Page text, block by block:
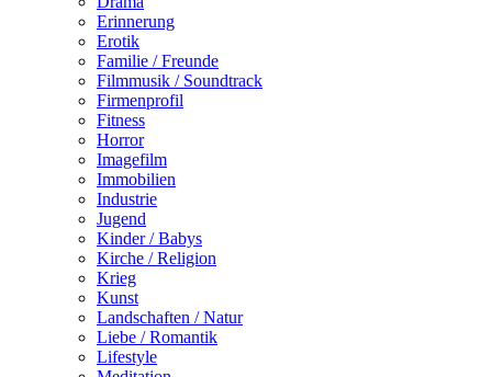
Erinnerung
Erotik
Familie / Freunde
Filmmusik / Soundtrack
Firmenprofil
Fitness
Horror
Imagefilm
Immobilien
Industrie
Jugend
Kinder / Babys
Kirche / Religion
Krieg
Kunst
Landschaften / Natur
Liebe / Romantik
Lifestyle